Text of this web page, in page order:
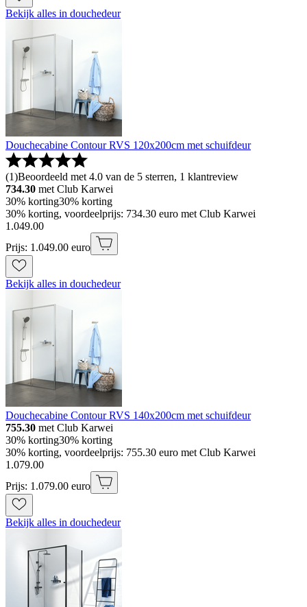
Bekijk alles in douchedeur
Douchecabine Contour RVS 120x200cm met schuifdeur
(1)Beoordeeld met 4.0 van de 5 sterren, 1 klantreview
734.30 met Club Karwei
30% korting30% korting
30% korting, voordeelprijs: 734.30 euro met Club Karwei
1 .049.00
Prijs: 1.049.00 euro
Bekijk alles in douchedeur
Douchecabine Contour RVS 140x200cm met schuifdeur
755.30 met Club Karwei
30% korting30% korting
30% korting, voordeelprijs: 755.30 euro met Club Karwei
1 .079.00
Prijs: 1.079.00 euro
Bekijk alles in douchedeur